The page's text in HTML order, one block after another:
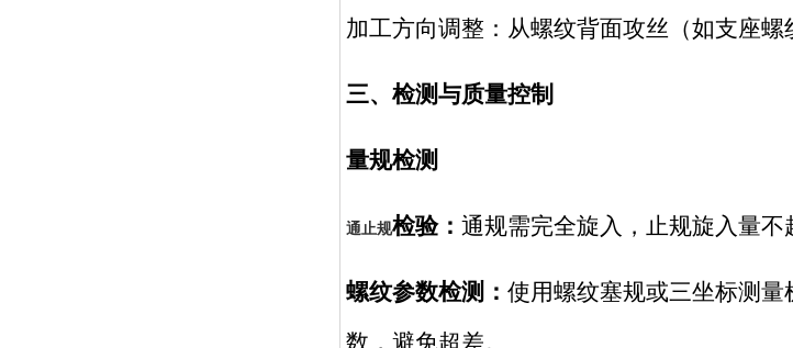
加工方向调整：从螺纹背面攻丝（如支座
三、检测与质量控制
量规检测
通止规检验： 通规需完全旋入，止规旋入量不
螺纹参数检测： 使用螺纹塞规或三坐标测量
数，避免超差。